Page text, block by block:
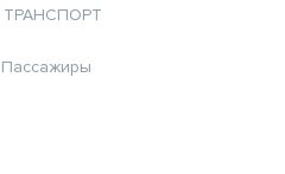
ТРАНСПОРТ
Пассажиры